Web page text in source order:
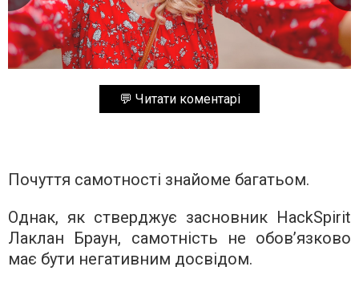
💬 Читати коментарі
Почуття самотності знайоме багатьом.
Однак, як стверджує засновник HackSpirit
Лаклан Браун, самотність не обов’язково
має бути негативним досвідом.